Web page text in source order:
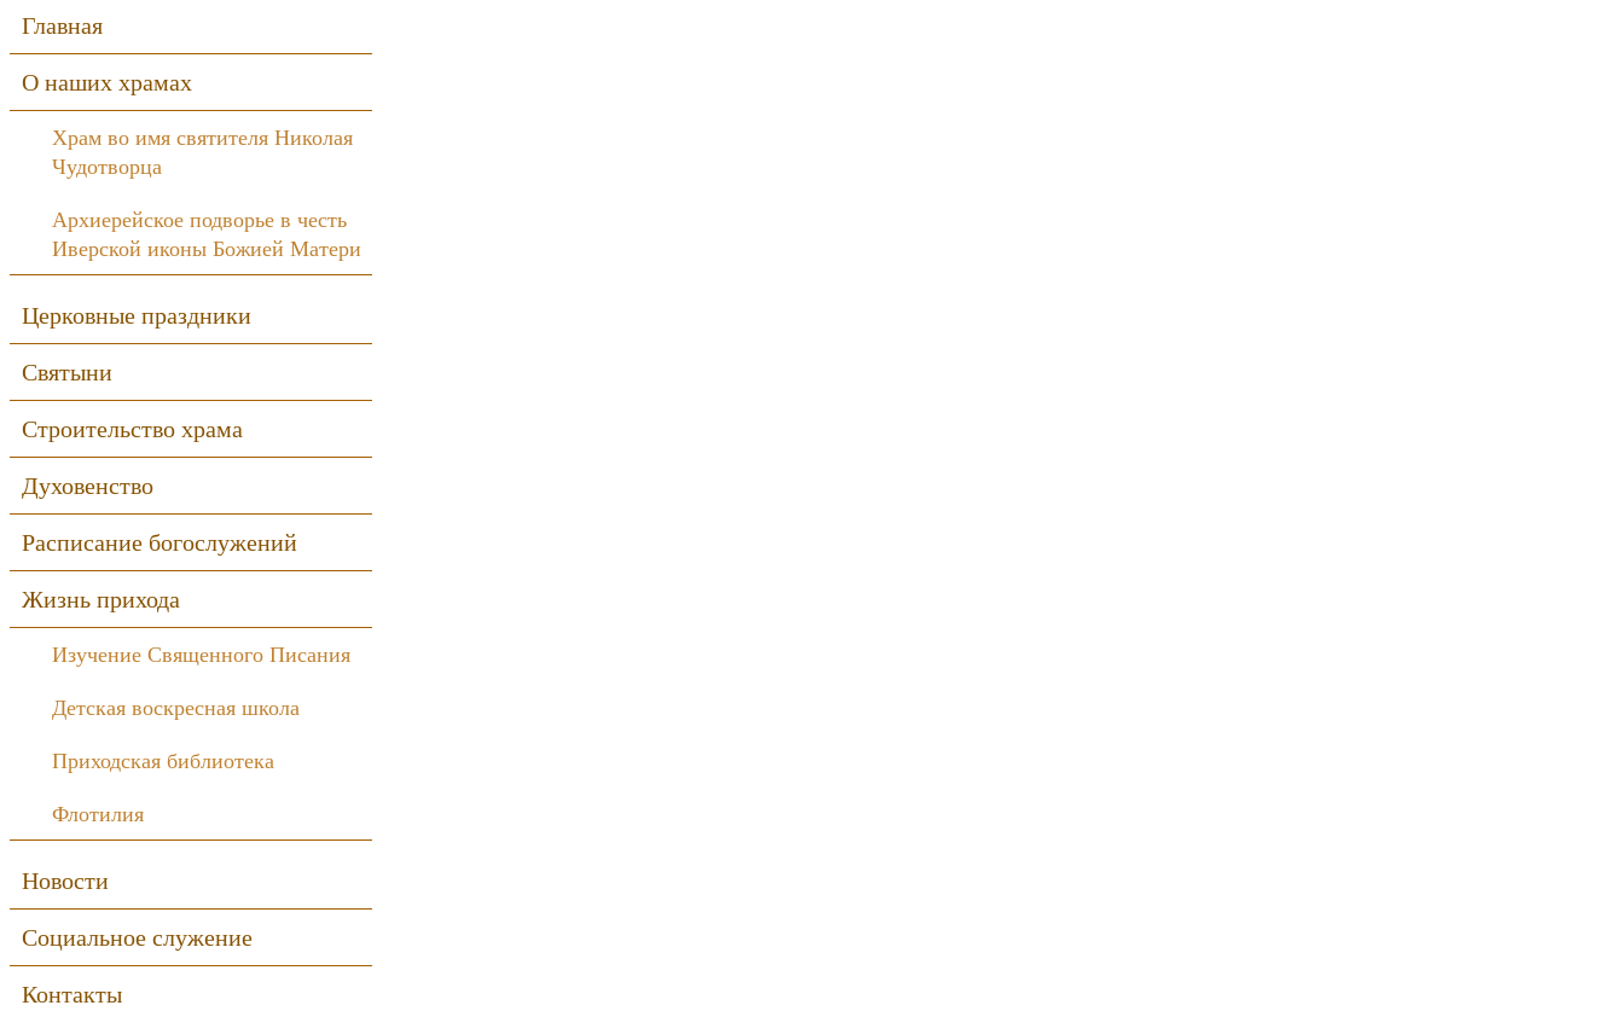
Sidebar
Главная
О наших храмах
Храм во имя святителя Николая
Чудотворца
Архиерейское подворье в честь
Иверской иконы Божией Матери
Церковные праздники
Святыни
Строительство храма
Духовенство
Расписание богослужений
Жизнь прихода
Изучение Священного Писания
Детская воскресная школа
Приходская библиотека
Флотилия
Новости
Социальное служение
Контакты